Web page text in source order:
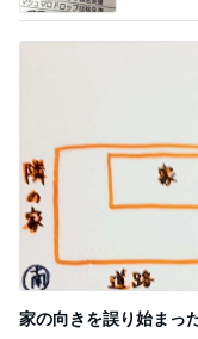
家の向きを誤り始まっ